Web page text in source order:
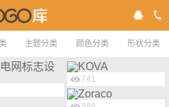
主题分类 颜色分类 形状分类
741